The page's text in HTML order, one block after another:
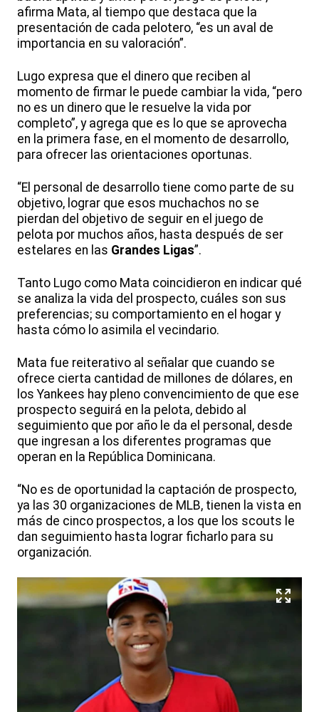
afirma Mata, al tiempo que destaca que la
presentación de cada pelotero, “es un aval de
importancia en su valoración”.
Lugo expresa que el dinero que reciben al
momento de firmar le puede cambiar la vida, “pero
no es un dinero que le resuelve la vida por
completo”, y agrega que es lo que se aprovecha
en la primera fase, en el momento de desarrollo,
para ofrecer las orientaciones oportunas.
“El personal de desarrollo tiene como parte de su
objetivo, lograr que esos muchachos no se
pierdan del objetivo de seguir en el juego de
pelota por muchos años, hasta después de ser
estelares en las Grandes Ligas”.
Tanto Lugo como Mata coincidieron en indicar qué
se analiza la vida del prospecto, cuáles son sus
preferencias; su comportamiento en el hogar y
hasta cómo lo asimila el vecindario.
Mata fue reiterativo al señalar que cuando se
ofrece cierta cantidad de millones de dólares, en
los Yankees hay pleno convencimiento de que ese
prospecto seguirá en la pelota, debido al
seguimiento que por año le da el personal, desde
que ingresan a los diferentes programas que
operan en la República Dominicana.
“No es de oportunidad la captación de prospecto,
ya las 30 organizaciones de MLB, tienen la vista en
más de cinco prospectos, a los que los scouts le
dan seguimiento hasta lograr ficharlo para su
organización.